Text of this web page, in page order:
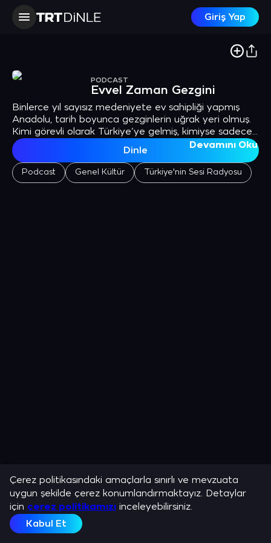
Giriş Yap
PODCAST
Evvel Zaman Gezgini
Binlerce yıl sayısız medeniyete ev sahipliği yapmış
Anadolu, tarih boyunca gezginlerin uğrak yeri olmuş.
Kimi görevli olarak Türkiye’ye gelmiş, kimiyse sadece
macera uğruna bu topraklarda dolaşmış seyyahların
deneyimlerini anlattıkları seyahatnameler şimdi dile
geliyor. Her bölümünde farklı bir seyyahla yol
arkadaşı olacağınız “Evvel Zaman Gezgini” size, tarih
Devamını Oku
Dinle
Podcast Genel Kültür Türkiye'nin Sesi Radyosu
Çerez politikasındaki amaçlarla sınırlı ve mevzuata
uygun şekilde çerez konumlandırmaktayız. Detaylar
için çerez politikamızı inceleyebilirsiniz.
Kabul Et